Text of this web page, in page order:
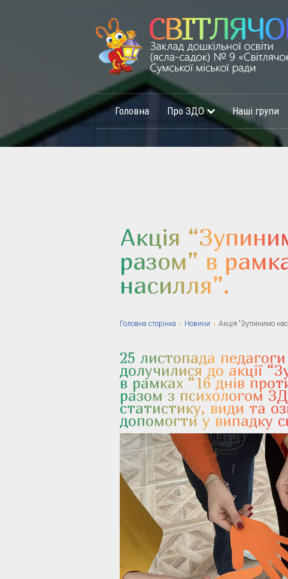
Головна Про ЗДО Наші групи
Акція
разом” в
насилля”.
Головна сторiнка › Новини › Акція “Зупинимо
25 листопада
долучилися до акції
в рамках “16 днів
разом з психологом
статистику, види та
допомогти у випадку